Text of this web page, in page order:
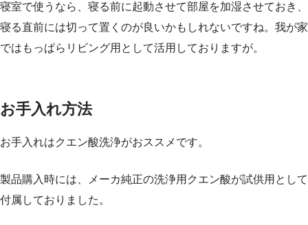
寝室で使うなら、寝る前に起動させて部屋を加湿させておき、
寝る直前には切って置くのが良いかもしれないですね。我が家
ではもっぱらリビング用として活用しておりますが。
お手入れ方法
お手入れはクエン酸洗浄がおススメです。
製品購入時には、メーカ純正の洗浄用クエン酸が試供用として
付属しておりました。